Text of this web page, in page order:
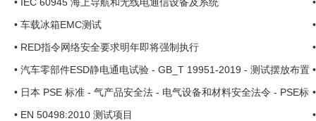
• 车载冰箱EMC测试
• RED指令网络安全要求明年即将强制执行
• 汽车零部件ESD静电通电试验 - GB_T 19951-2019 - 测试摆放布置
• 日本 PSE 标准 - 气产品安全法 - 电气设备和材料安全法令 - PSE标
准下载 ...
• EN 50498:2010 测试项目